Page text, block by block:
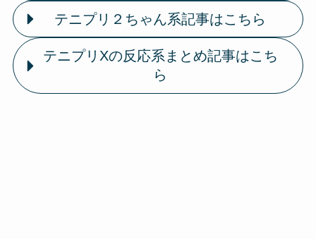
テニプリ２ちゃん系記事はこちら
テニプリXの反応系まとめ記事はこち
ら